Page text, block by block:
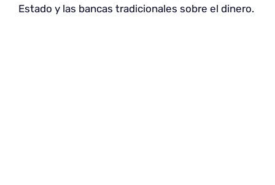
Estado y las bancas tradicionales sobre el dinero.